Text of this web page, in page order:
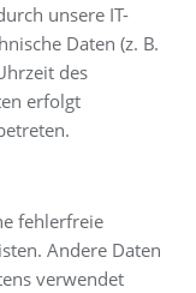
unsere IT-
Daten (z. B.
des
erfolgt
fehlerfreie
Andere Daten
verwendet